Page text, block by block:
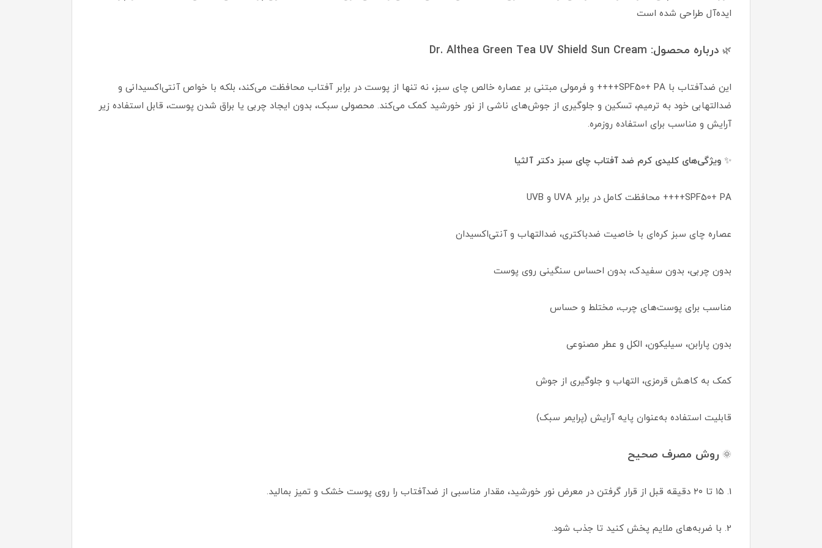
ایده‌آل طراحی شده است
🌿 درباره محصول: Dr. Althea Green Tea UV Shield Sun Cream
این ضدآفتاب با SPF50+ PA++++ و فرمولی مبتنی بر عصاره خالص چای سبز، نه تنها از پوست در برابر آفتاب محافظت می‌کند، بلکه با خواص آنتی‌اکسیدانی و
ضدالتهابی خود به ترمیم، تسکین و جلوگیری از جوش‌های ناشی از نور خورشید کمک می‌کند. محصولی سبک، بدون ایجاد چربی یا براق شدن پوست، قابل استفاده زیر
آرایش و مناسب برای استفاده روزمره.
✨ ویژگی‌های کلیدی کرم ضد آفتاب چای سبز دکتر آلثیا
SPF50+ PA++++ محافظت کامل در برابر UVA و UVB
عصاره چای سبز کره‌ای با خاصیت ضدباکتری، ضدالتهاب و آنتی‌اکسیدان
بدون چربی، بدون سفیدک، بدون احساس سنگینی روی پوست
مناسب برای پوست‌های چرب، مختلط و حساس
بدون پارابن، سیلیکون، الکل و عطر مصنوعی
کمک به کاهش قرمزی، التهاب و جلوگیری از جوش
قابلیت استفاده به‌عنوان پایه آرایش (پرایمر سبک)
🌞 روش مصرف صحیح
1. ۱۵ تا ۲۰ دقیقه قبل از قرار گرفتن در معرض نور خورشید، مقدار مناسبی از ضدآفتاب را روی پوست خشک و تمیز بمالید.
2. با ضربه‌های ملایم پخش کنید تا جذب شود.